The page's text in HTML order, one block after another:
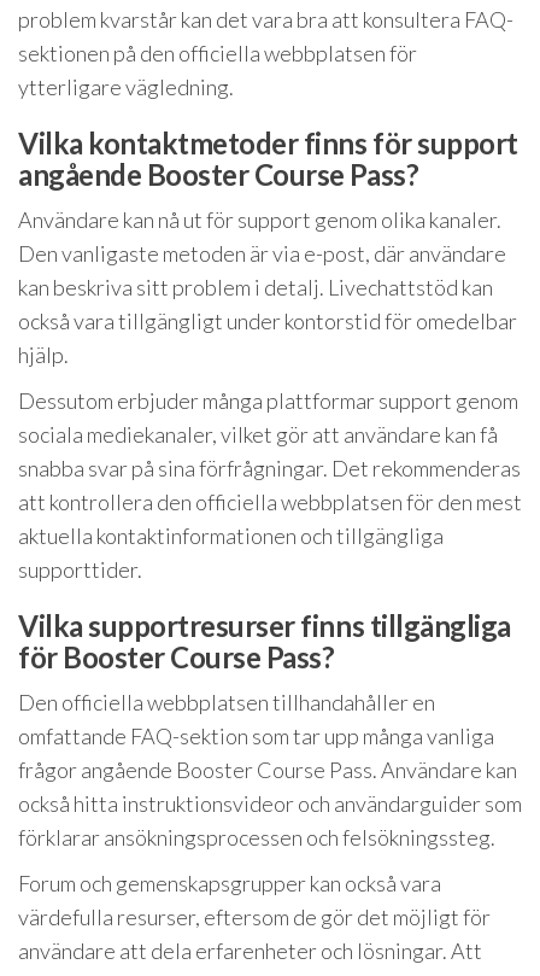
problem kvarstår kan det vara bra att konsultera FAQ-
sektionen på den officiella webbplatsen för
ytterligare vägledning.
Vilka kontaktmetoder finns för support
angående Booster Course Pass?
Användare kan nå ut för support genom olika kanaler.
Den vanligaste metoden är via e-post, där användare
kan beskriva sitt problem i detalj. Livechattstöd kan
också vara tillgängligt under kontorstid för omedelbar
hjälp.
Dessutom erbjuder många plattformar support genom
sociala mediekanaler, vilket gör att användare kan få
snabba svar på sina förfrågningar. Det rekommenderas
att kontrollera den officiella webbplatsen för den mest
aktuella kontaktinformationen och tillgängliga
supporttider.
Vilka supportresurser finns tillgängliga
för Booster Course Pass?
Den officiella webbplatsen tillhandahåller en
omfattande FAQ-sektion som tar upp många vanliga
frågor angående Booster Course Pass. Användare kan
också hitta instruktionsvideor och användarguider som
förklarar ansökningsprocessen och felsökningssteg.
Forum och gemenskapsgrupper kan också vara
värdefulla resurser, eftersom de gör det möjligt för
användare att dela erfarenheter och lösningar. Att